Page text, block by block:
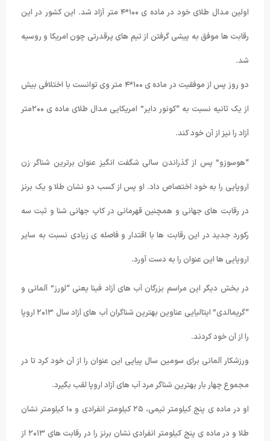
اولین مدال طلای خود در ماده ی ۱۰۰*۴ متر آزاد شد. این کشور در این
رقابت ها موفق به پیشی گرفتن از تیم های پرقدرتی چون امریکا و روسیه
شد.
دو روز پس از موفقیت در ماده ی ۱۰۰*۴ متر وی توانست با اختلافی بیش
از یک ثانیه نسبت به “کونور دایر” امریکایی مدال طلای ماده ی ۲۰۰متر
آزاد را نیز از آن خود کند.
“هوسوزو” پس از گذراندن سالی شگفت انگیز عنوان برترین شناگر زن
اروپایی را به خود اختصاص داد. او پس از کسب دو نشان طلا و یک برنز
در رقابت های جهانی و همچنین قهرمانی در کاپ جهانی شنا و ثبت سه
رکورد جدید در این رقابت ها با اقتدار و فاصله ی زیادی نسبت به سایر
اروپایی ها این عنوان را به دست آورد.
در بخش دیگر این مراسم بزرگان آب های آزاد فینا یعنی “لورز” آلمانی و
“گریمالدی” ایتالیایی عناوین بهترین شناگران آب های آزاد سال ۲۰۱۳ اروپا
را از آن خود کردند.
ورزشکار آلمانی برای سومین سال پیاپی این عنوان را از آن خود کرد تا در
مجموع چهار بار بهترین شناگر مرد آب های آزاد اروپا لقب بگیرد.
او در ماده ی پنج کیلومتر تیمی، ۲۵ کیلومتر انفرادی و ۱۰ کیلومتر نشان
طلا و در ماده ی پنج کیلومتر انفرادی نشان برنز را در رقابت های ۲۰۱۳ از